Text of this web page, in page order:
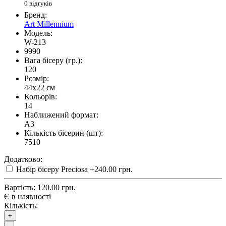
0 відгуків
Бренд:
Art Millennium
Модель:
W-213
9990
Вага бісеру (гр.):
120
Розмір:
44x22 см
Кольорів:
14
Наближений формат:
A3
Кількість бісерин (шт):
7510
Додатково:
Набір бісеру Preciosa +240.00 грн.
Вартість: 120.00 грн.
Є в наявності
Кількість:
+